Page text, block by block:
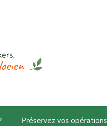
Préservez vos opérations